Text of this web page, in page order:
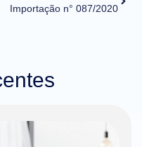
Importação n° 087/2020